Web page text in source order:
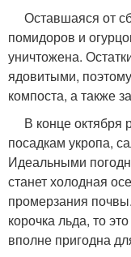
Оставшаяся от
помидоров и
уничтожена.
ядовитыми,
компоста, а также
В конце октября
посадкам укропа,
Идеальными
станет холодная
промерзания
корочка льда, то
вполне пригодна